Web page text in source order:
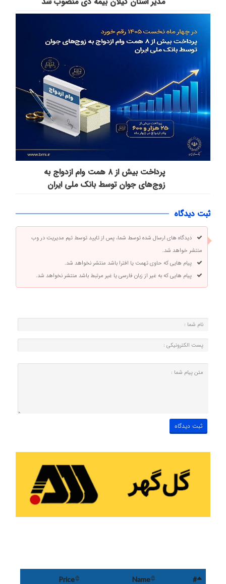
پرداخت بیش از ۸ همت وام ازدواج به
زوج‌های جوان توسط بانک ملی ایران
ثبت دیدگاه
دیدگاه های ارسال شده توسط شما، پس از تایید توسط تیم مدیریت در وب
منتشر خواهد شد.
پیام هایی که حاوی تهمت یا افترا باشد منتشر نخواهد شد.
پیام هایی که به غیر از زبان فارسی یا غیر مرتبط باشد منتشر نخواهد شد.
#
Name
Price